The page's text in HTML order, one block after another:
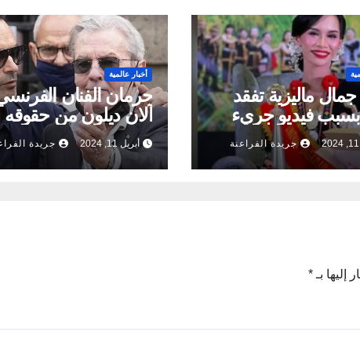
ماليزية تفقد
بسبب فيديو جريء
جريدة الفراعنة
أخبار عالمية
حرمان الفنان
آلان ديلون من حقوقه
ووضعه تحت الوصاية
أبريل 11, 2024 جريدة
إليها بـ *